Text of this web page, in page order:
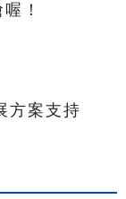
！
方案支持